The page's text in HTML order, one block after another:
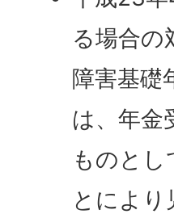
る場合の
障害基礎
は、年金
ものと
とによ